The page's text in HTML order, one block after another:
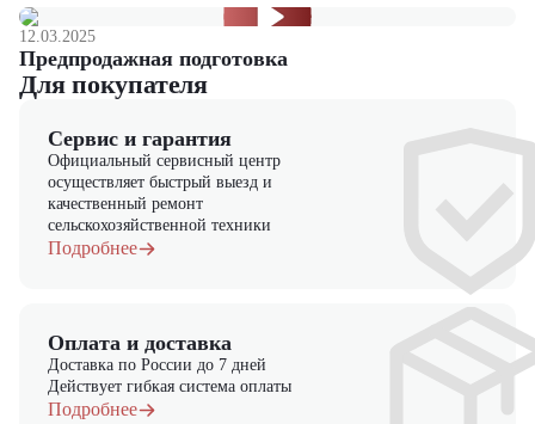
Мы осуществляем быструю доставку по всей России и
обеспечиваем сервисное обслуживание и ремонт.
📞 Звоните прямо сейчас для уточнения деталей и оформления
заказа!
Выбирайте надежность и качество – выбирайте Nissan
FL01A18U в "ЦТО"!
12.03.2025
Предпродажная подготовка
Для покупателя
Сервис и гарантия
Официальный сервисный центр
осуществляет быстрый выезд и
качественный ремонт
сельскохозяйственной техники
Подробнее
Оплата и доставка
Доставка по России до 7 дней
Действует гибкая система оплаты
Подробнее